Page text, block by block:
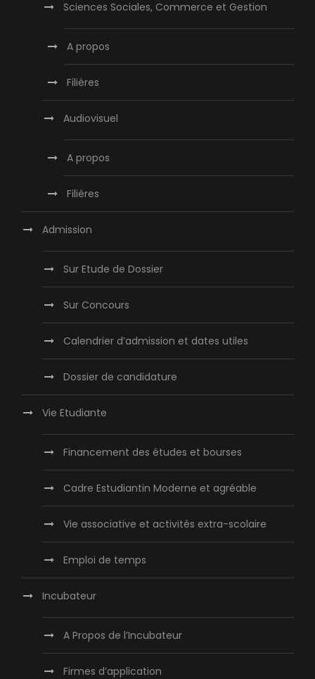
Sciences Sociales, Commerce et Gestion
A propos
Filières
Audiovisuel
A propos
Filières
Admission
Sur Etude de Dossier
Sur Concours
Calendrier d’admission et dates utiles
Dossier de candidature
Vie Etudiante
Financement des études et bourses
Cadre Estudiantin Moderne et agréable
Vie associative et activités extra-scolaire
Emploi de temps
Incubateur
A Propos de l’Incubateur
Firmes d’application